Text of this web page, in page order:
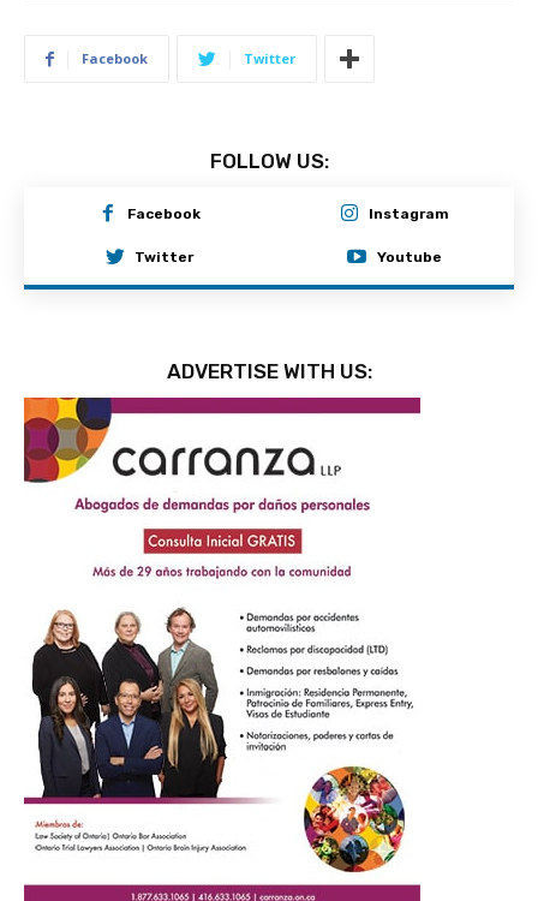
Facebook Twitter
FOLLOW US:
Facebook Instagram
Twitter Youtube
ADVERTISE WITH US: